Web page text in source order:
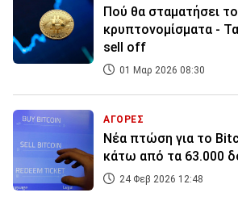
Πού θα σταματήσει
κρυπτονομίσματα -
sell off
01 Μαρ 2026 08:30
ΑΓΟΡΕΣ
Νέα πτώση για το
κάτω από τα 63.000
24 Φεβ 2026 12:48